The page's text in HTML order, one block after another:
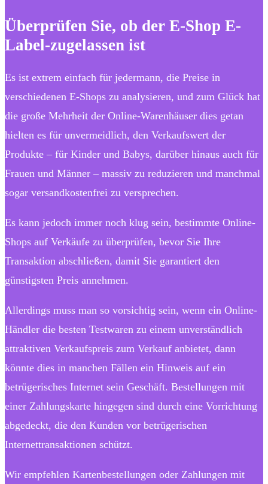
Überprüfen Sie, ob der E-Shop E-
Label-zugelassen ist
Es ist extrem einfach für jedermann, die Preise in
verschiedenen E-Shops zu analysieren, und zum Glück hat
die große Mehrheit der Online-Warenhäuser dies getan
hielten es für unvermeidlich, den Verkaufswert der
Produkte – für Kinder und Babys, darüber hinaus auch für
Frauen und Männer – massiv zu reduzieren und manchmal
sogar versandkostenfrei zu versprechen.
Es kann jedoch immer noch klug sein, bestimmte Online-
Shops auf Verkäufe zu überprüfen, bevor Sie Ihre
Transaktion abschließen, damit Sie garantiert den
günstigsten Preis annehmen.
Allerdings muss man so vorsichtig sein, wenn ein Online-
Händler die besten Testwaren zu einem unverständlich
attraktiven Verkaufspreis zum Verkauf anbietet, dann
könnte dies in manchen Fällen ein Hinweis auf ein
betrügerisches Internet sein Geschäft. Bestellungen mit
einer Zahlungskarte hingegen sind durch eine Vorrichtung
abgedeckt, die den Kunden vor betrügerischen
Internettransaktionen schützt.
Wir empfehlen Kartenbestellungen oder Zahlungen mit